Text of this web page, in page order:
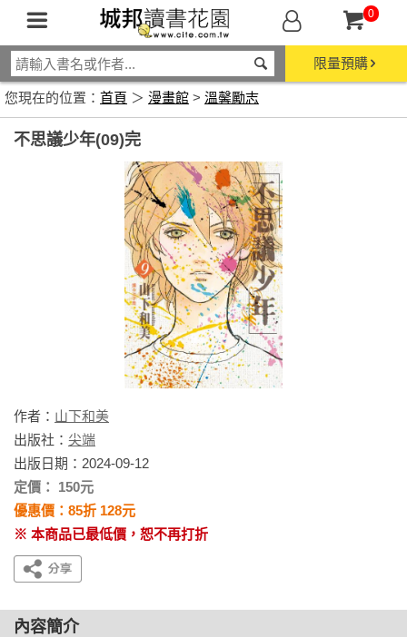
0
限量預購
您現在的位置： 首頁 ＞ 漫畫館 > 溫馨勵志
不思議少年(09)完
作者： 山下和美
出版社： 尖端
出版日期：2024-09-12
定價： 150元
優惠價：85折 128元
※ 本商品已最低價，恕不再打折
內容簡介